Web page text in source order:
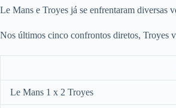
Le Mans e Troyes já se enfrentaram diversas
Nos últimos cinco confrontos diretos, Troyes
Le Mans 1 x 2 Troyes